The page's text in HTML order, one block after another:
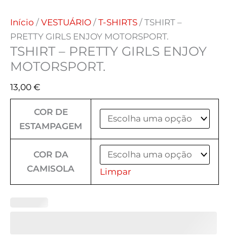
Início / VESTUÁRIO / T-SHIRTS / TSHIRT –
PRETTY GIRLS ENJOY MOTORSPORT.
TSHIRT – PRETTY GIRLS ENJOY
MOTORSPORT.
13,00 €
COR DE
ESTAMPAGEM
COR DA
CAMISOLA
Limpar